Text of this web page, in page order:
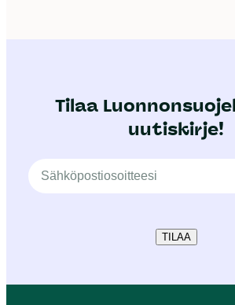
Tilaa
uutiskirje!
TILAA